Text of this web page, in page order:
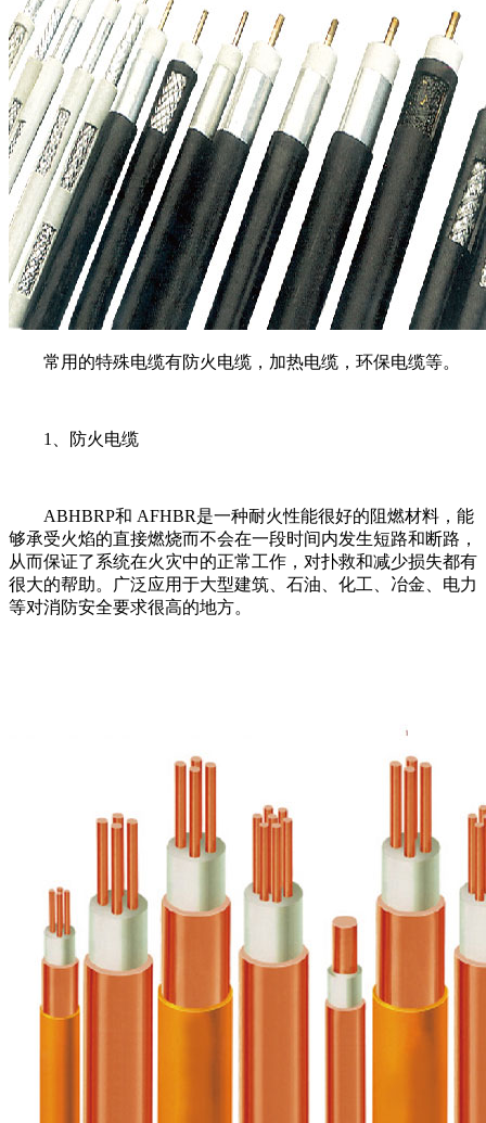
常用的特殊电缆有防火电缆，加热电缆，环保电缆等。
1、防火电缆
ABHBRP和 AFHBR是一种耐火性能很好的阻燃材料，能
够承受火焰的直接燃烧而不会在一段时间内发生短路和断路，
从而保证了系统在火灾中的正常工作，对扑救和减少损失都有
很大的帮助。广泛应用于大型建筑、石油、化工、冶金、电力
等对消防安全要求很高的地方。